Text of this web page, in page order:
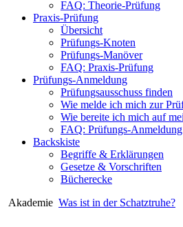
FAQ: Theorie-Prüfung
Praxis-Prüfung
Übersicht
Prüfungs-Knoten
Prüfungs-Manöver
FAQ: Praxis-Prüfung
Prüfungs-Anmeldung
Prüfungsausschuss finden
Wie melde ich mich zur
Wie bereite ich mich auf
FAQ: Prüfungs-Anmeldung
Backskiste
Begriffe & Erklärungen
Gesetze & Vorschriften
Bücherecke
Akademie Was ist in der Schatztruhe?